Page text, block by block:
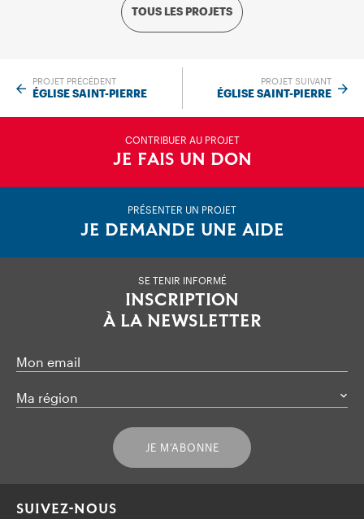
TOUS LES PROJETS
PROJET PRÉCÉDENT
ÉGLISE SAINT-PIERRE
PROJET SUIVANT
ÉGLISE SAINT-PIERRE
CONTRIBUER AU PROJET
JE FAIS UN DON
PRÉSENTER UN PROJET
JE DEMANDE UNE AIDE
SE TENIR INFORMÉ
INSCRIPTION
À LA NEWSLETTER
Mon email
Ma région
JE M’ABONNE
SUIVEZ-NOUS